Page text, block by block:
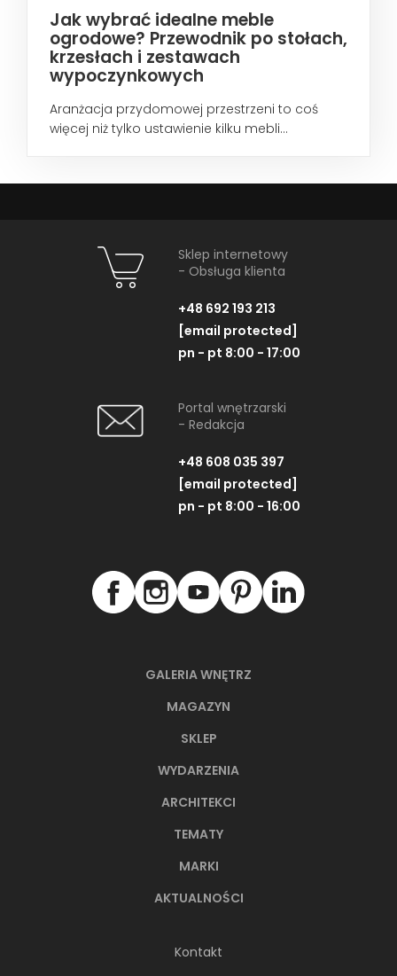
Jak wybrać idealne meble
ogrodowe? Przewodnik po stołach,
krzesłach i zestawach
wypoczynkowych
Aranżacja przydomowej przestrzeni to coś
więcej niż tylko ustawienie kilku mebli...
GALERIA WNĘTRZ
MAGAZYN
SKLEP
WYDARZENIA
ARCHITEKCI
TEMATY
MARKI
AKTUALNOŚCI
Kontakt
Sklep internetowy
- Obsługa klienta
+48 692 193 213
[email protected]
pn - pt 8:00 - 17:00
Portal wnętrzarski
- Redakcja
+48 608 035 397
[email protected]
pn - pt 8:00 - 16:00